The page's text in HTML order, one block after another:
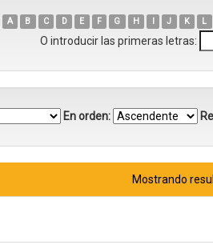
A B C D E F G H I J K L
O introducir las primeras letras:
En orden:
Mostrando